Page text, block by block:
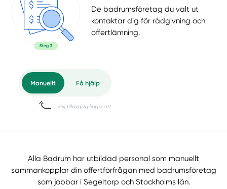
De badrumsföretag du valt ut
kontaktar dig för rådgivning och
offertlämning.
Alla Badrum har utbildad personal som manuellt
sammankopplar din offertförfrågan med badrumsföretag
som jobbar i Segeltorp och Stockholms län.